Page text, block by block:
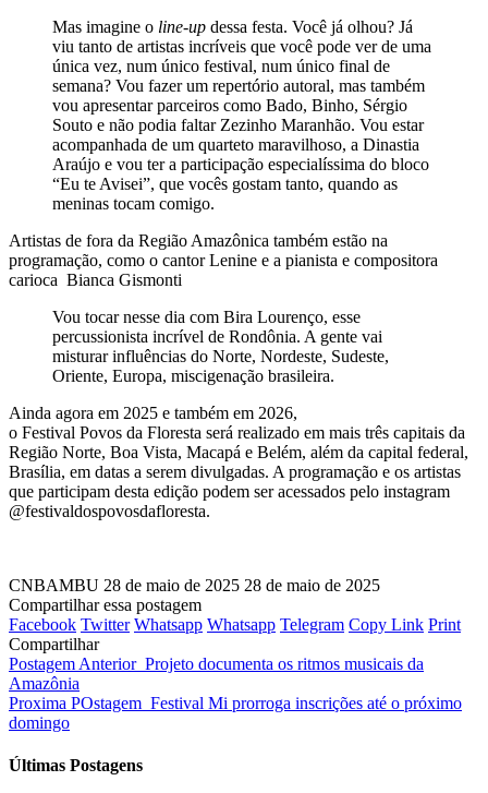
Mas imagine o line-up dessa festa. Você já olhou? Já
viu tanto de artistas incríveis que você pode ver de uma
única vez, num único festival, num único final de
semana? Vou fazer um repertório autoral, mas também
vou apresentar parceiros como Bado, Binho, Sérgio
Souto e não podia faltar Zezinho Maranhão. Vou estar
acompanhada de um quarteto maravilhoso, a Dinastia
Araújo e vou ter a participação especialíssima do bloco
“Eu te Avisei”, que vocês gostam tanto, quando as
meninas tocam comigo.
Artistas de fora da Região Amazônica também estão na
programação, como o cantor Lenine e a pianista e compositora
carioca Bianca Gismonti
Vou tocar nesse dia com Bira Lourenço, esse
percussionista incrível de Rondônia. A gente vai
misturar influências do Norte, Nordeste, Sudeste,
Oriente, Europa, miscigenação brasileira.
Ainda agora em 2025 e também em 2026,
o Festival Povos da Floresta será realizado em mais três capitais da
Região Norte, Boa Vista, Macapá e Belém, além da capital federal,
Brasília, em datas a serem divulgadas. A programação e os artistas
que participam desta edição podem ser acessados pelo instagram
@festivaldospovosdafloresta.
CNBAMBU 28 de maio de 2025 28 de maio de 2025
Compartilhar essa postagem
Facebook Twitter Whatsapp Whatsapp Telegram Copy Link Print
Compartilhar
Postagem Anterior Projeto documenta os ritmos musicais da
Amazônia
Proxima POstagem Festival Mi prorroga inscrições até o próximo
domingo
Últimas Postagens